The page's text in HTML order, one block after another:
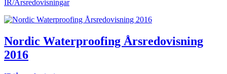
IR/Årsredovisningar
Nordic Waterproofing Årsredovisning
2016